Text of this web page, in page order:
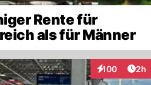
Rente für
als für Männer
100
Interaktionen
2h